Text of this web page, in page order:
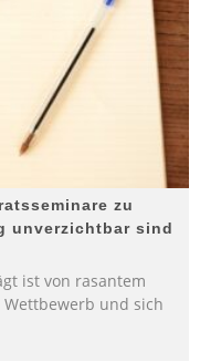
zu
unverzichtbar sind
ist von rasantem
und sich